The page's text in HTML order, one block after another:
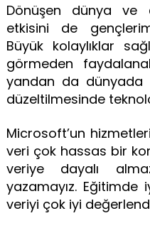
Dönüşen dünya ve
etkisini de
Büyük kolaylıklar
görmeden
yandan da dünyada
düzeltilmesinde
Microsoft’un
veri çok hassas bir
veriye dayalı
yazamayız.
veriyi çok iyi